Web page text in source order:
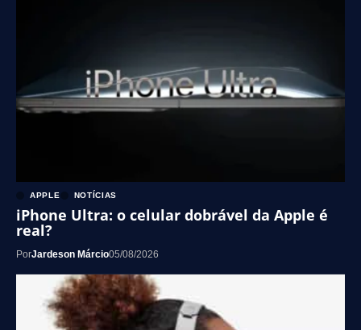
APPLE NOTÍCIAS
iPhone Ultra: o celular dobrável da Apple é
real?
PorJardeson Márcio05/08/2026